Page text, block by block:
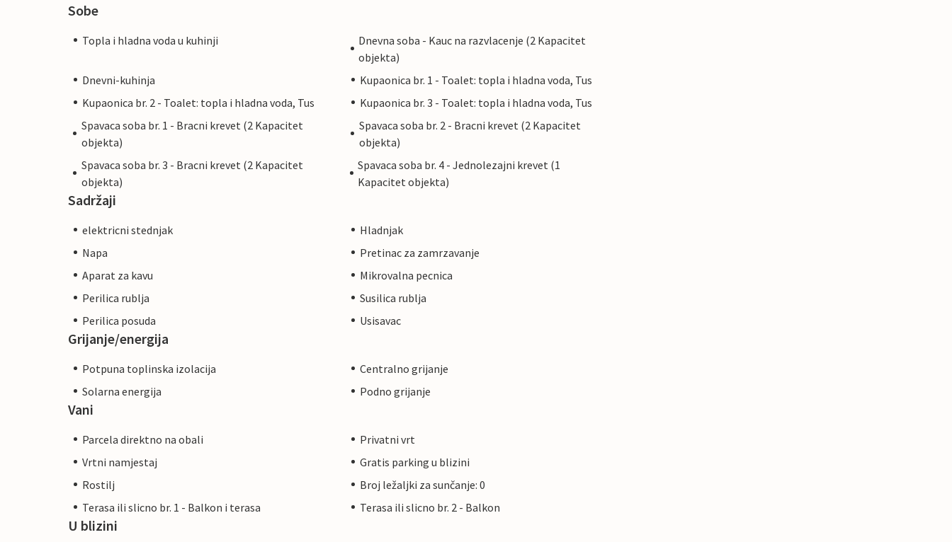
Sobe
Topla i hladna voda u kuhinji
Dnevna soba - Kauc na razvlacenje (2 Kapacitet
objekta)
Dnevni-kuhinja
Kupaonica br. 1 - Toalet: topla i hladna voda, Tus
Kupaonica br. 2 - Toalet: topla i hladna voda, Tus
Kupaonica br. 3 - Toalet: topla i hladna voda, Tus
Spavaca soba br. 1 - Bracni krevet (2 Kapacitet
objekta)
Spavaca soba br. 2 - Bracni krevet (2 Kapacitet
objekta)
Spavaca soba br. 3 - Bracni krevet (2 Kapacitet
objekta)
Spavaca soba br. 4 - Jednolezajni krevet (1
Kapacitet objekta)
Sadržaji
elektricni stednjak
Hladnjak
Napa
Pretinac za zamrzavanje
Aparat za kavu
Mikrovalna pecnica
Perilica rublja
Susilica rublja
Perilica posuda
Usisavac
Grijanje/energija
Potpuna toplinska izolacija
Centralno grijanje
Solarna energija
Podno grijanje
Vani
Parcela direktno na obali
Privatni vrt
Vrtni namjestaj
Gratis parking u blizini
Rostilj
Broj ležaljki za sunčanje: 0
Terasa ili slicno br. 1 - Balkon i terasa
Terasa ili slicno br. 2 - Balkon
U blizini